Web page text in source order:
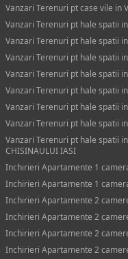
Vanzari Terenuri pt case vile in
Vanzari Terenuri pt hale spatii
Vanzari Terenuri pt hale spatii
Vanzari Terenuri pt hale spatii
Vanzari Terenuri pt hale spatii
Vanzari Terenuri pt hale spatii
Vanzari Terenuri pt hale spatii
Vanzari Terenuri pt hale spatii
Vanzari Terenuri pt hale spatii
CHISINAULUI IASI
Inchirieri Apartamente 1
Inchirieri Apartamente 1
Inchirieri Apartamente 2
Inchirieri Apartamente 2
Inchirieri Apartamente 2
Inchirieri Apartamente 2